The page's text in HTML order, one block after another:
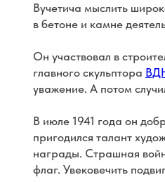
Вучетича мыслить
в бетоне и камне
Он участвовал в
главного скульптора
уважение. А потом
В июле 1941 года он
пригодился талант
награды. Страшная
флаг. Увековечить